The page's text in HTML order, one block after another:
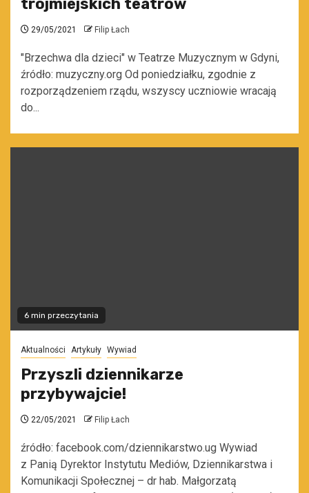
trójmiejskich teatrów
29/05/2021 Filip Łach
"Brzechwa dla dzieci" w Teatrze Muzycznym w Gdyni,
źródło: muzyczny.org Od poniedziałku, zgodnie z
rozporządzeniem rządu, wszyscy uczniowie wracają
do...
6 min przeczytania
Aktualności Artykuły Wywiad
Przyszli dziennikarze
przybywajcie!
22/05/2021 Filip Łach
źródło: facebook.com/dziennikarstwo.ug Wywiad
z Panią Dyrektor Instytutu Mediów, Dziennikarstwa i
Komunikacji Społecznej – dr hab. Małgorzatą